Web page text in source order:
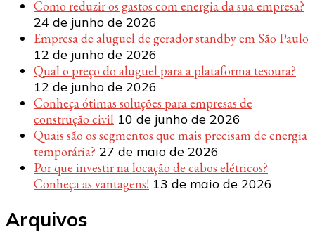
Como reduzir os gastos com energia da sua empresa?
24 de junho de 2026
Empresa de aluguel de gerador standby em São Paulo
12 de junho de 2026
Qual o preço do aluguel para a plataforma tesoura?
12 de junho de 2026
Conheça ótimas soluções para empresas de
construção civil 10 de junho de 2026
Quais são os segmentos que mais precisam de energia
temporária? 27 de maio de 2026
Por que investir na locação de cabos elétricos?
Conheça as vantagens! 13 de maio de 2026
Arquivos